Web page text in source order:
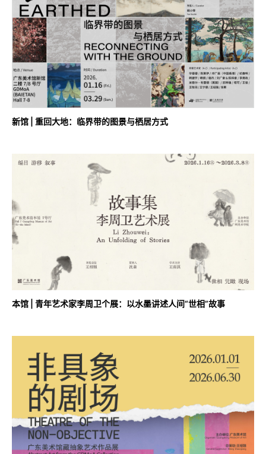
新馆 | 重回大地：临界带的图景与栖居方式
本馆 | 青年艺术家李周卫个展：以水墨讲述人间“世相”故事